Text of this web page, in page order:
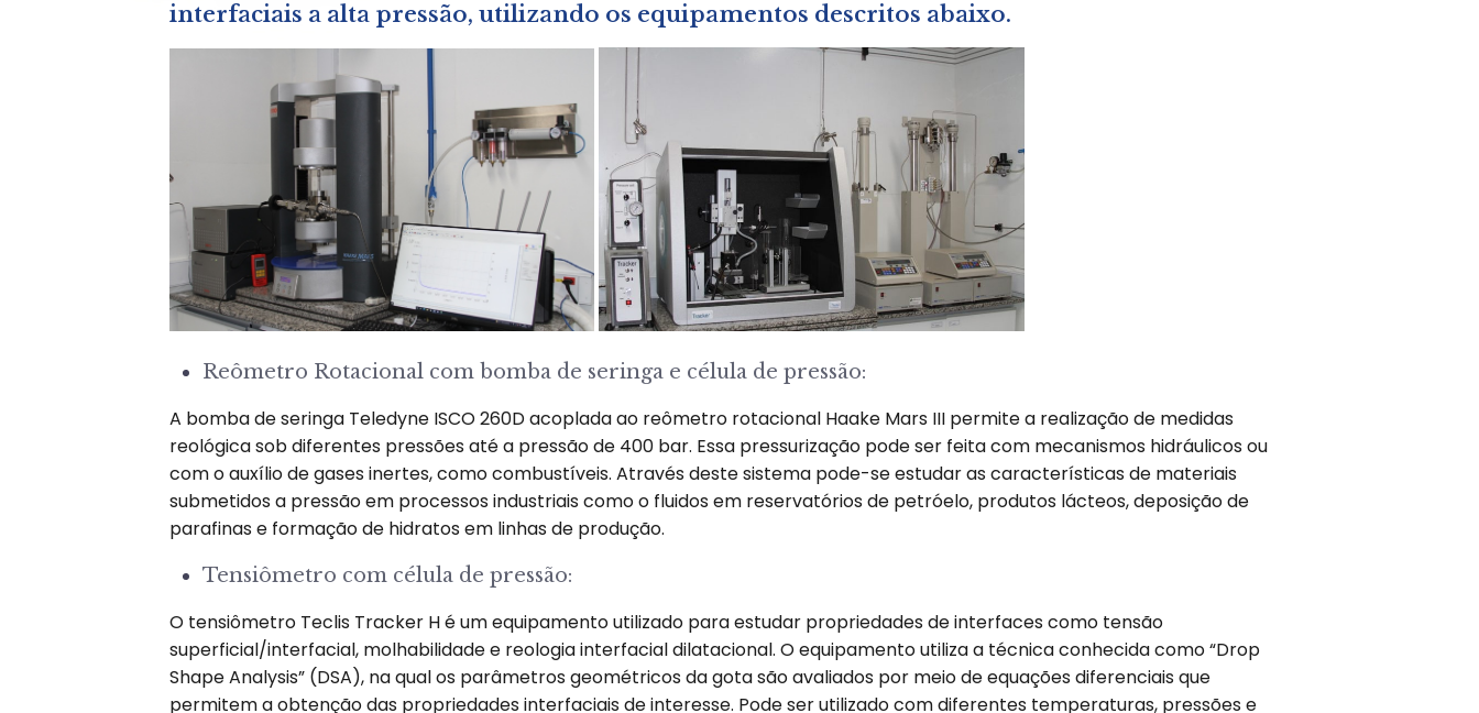
interfaciais a alta pressão, utilizando os equipamentos descritos abaixo.
Reômetro Rotacional com bomba de seringa e célula de pressão:
A bomba de seringa Teledyne ISCO 260D acoplada ao reômetro rotacional Haake Mars III permite a realização de medidas
reológica sob diferentes pressões até a pressão de 400 bar. Essa pressurização pode ser feita com mecanismos hidráulicos ou
com o auxílio de gases inertes, como combustíveis. Através deste sistema pode-se estudar as características de materiais
submetidos a pressão em processos industriais como o fluidos em reservatórios de petróelo, produtos lácteos, deposição de
parafinas e formação de hidratos em linhas de produção.
Tensiômetro com célula de pressão:
O tensiômetro Teclis Tracker H é um equipamento utilizado para estudar propriedades de interfaces como tensão
superficial/interfacial, molhabilidade e reologia interfacial dilatacional. O equipamento utiliza a técnica conhecida como “Drop
Shape Analysis” (DSA), na qual os parâmetros geométricos da gota são avaliados por meio de equações diferenciais que
permitem a obtenção das propriedades interfaciais de interesse. Pode ser utilizado com diferentes temperaturas, pressões e